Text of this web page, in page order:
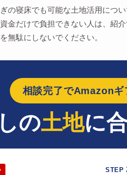
の寝床でも可能な土地活用につ
金だけで負担できない人は、紹
無駄にしないでください。
相談完了でAmazonギ
の土地に
STEP